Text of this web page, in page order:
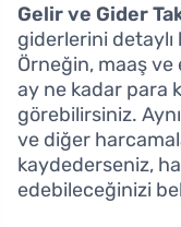
Gelir ve Gider
giderlerini
Örneğin, maaş
ay ne kadar para
görebilirsiniz.
ve diğer
kaydederseniz,
edebileceğinizi